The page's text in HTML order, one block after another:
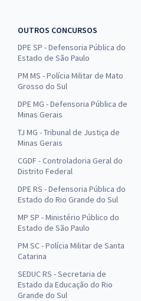
OUTROS CONCURSOS
DPE SP - Defensoria Pública do
Estado de São Paulo
PM MS - Polícia Militar de Mato
Grosso do Sul
DPE MG - Defensoria Pública de
Minas Gerais
TJ MG - Tribunal de Justiça de
Minas Gerais
CGDF - Controladoria Geral do
Distrito Federal
DPE RS - Defensoria Pública do
Estado do Rio Grande do Sul
MP SP - Ministério Público do
Estado de São Paulo
PM SC - Polícia Militar de Santa
Catarina
SEDUC RS - Secretaria de
Estado da Educação do Rio
Grande do Sul